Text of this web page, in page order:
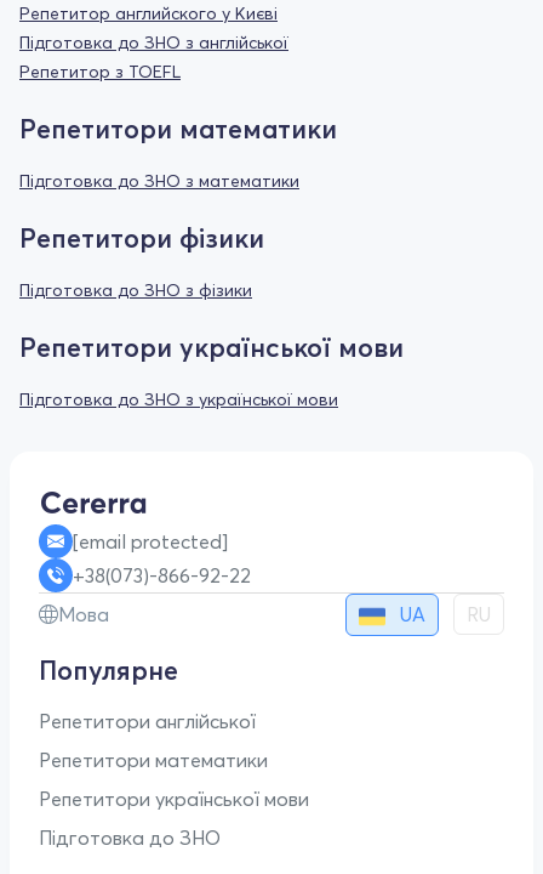
Репетитор английского у Києві
Підготовка до ЗНО з англійської
Репетитор з TOEFL
Репетитори математики
Підготовка до ЗНО з математики
Репетитори фізики
Підготовка до ЗНО з фізики
Репетитори української мови
Підготовка до ЗНО з української мови
[email protected]
+38(073)-866-92-22
Мова
UA RU
Популярне
Репетитори англійської
Репетитори математики
Репетитори української мови
Підготовка до ЗНО